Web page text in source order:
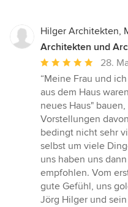
Hilger Architekten,
Architekten und
Durchschnittliche
Bewertung:
5
von
5
Sternen
28.
“Meine Frau und
aus dem Haus
neues Haus"
Vorstellungen
bedingt nicht sehr
selbst um viele
uns haben uns
empfohlen. Vom
gute Gefühl, uns
Jörg Hilger und